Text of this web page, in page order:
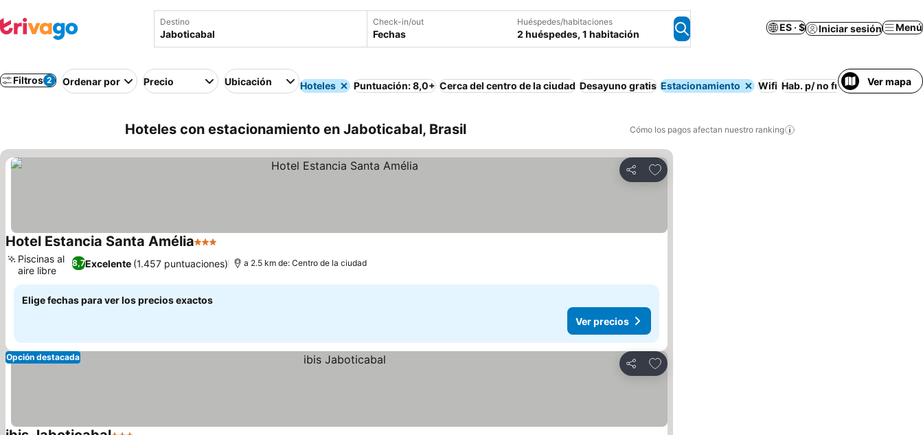
Destino Check-in/out
Fechas
Huéspedes/habitaciones
2 huéspedes, 1 habitación
ES · $ Iniciar sesión Menú
Filtros 2 Ordenar por Precio Ubicación Hoteles Puntuación: 8,0+ Cerca del centro de la ciudad Desayuno gratis Estacionamiento Wifi Hab. p/ no fumadores Aire
Ver mapa
Hoteles con estacionamiento en Jaboticabal, Brasil Cómo los pagos afectan nuestro ranking
Compartir
Agregar a favoritos
Hotel Estancia Santa Amélia3 Estrellas
8,7Excelente (1.457 puntuaciones)
Piscinas al
aire libre
a 2.5 km de: Centro de la ciudad
Elige fechas para ver los precios exactos
Ver precios
Compartir
Agregar a favoritos
Opción destacada